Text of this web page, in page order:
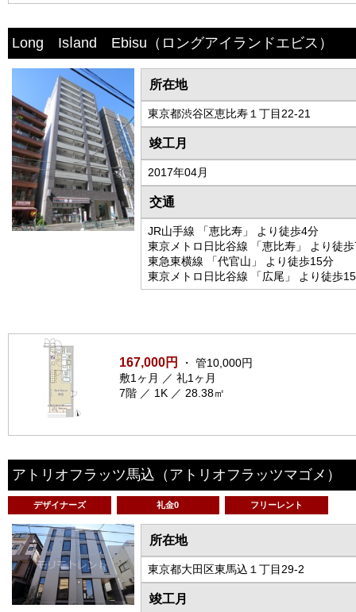
Long Isⅼand Ebisu （ロングアイランドエビス）
所在地
東京都渋谷区恵比寿１丁目22-21
竣工月
2017年04月
交通
JR山手線 「恵比寿」 より徒歩4分
東京メトロ日比谷線 「恵比寿」 より徒
東急東横線 「代官山」 より徒歩15分
東京メトロ日比谷線 「広尾」 より徒歩
167,000円
・ 管10,000円
敷1ヶ月 ／ 礼1ヶ月
7階 ／ 1K ／ 28.38㎡
アトリオフラッツ馬込 （アトリオフラッツマゴメ）
デザイナーズ 礼金0 フリーレント
所在地
東京都大田区東馬込１丁目29-2
竣工月